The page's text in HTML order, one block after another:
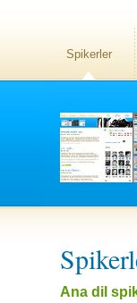
Spikerler
Ana dil